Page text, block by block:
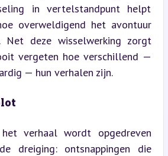
in vertelstandpunt helpt
overweldigend het avontuur
Net deze wisselwerking zorgt
vergeten hoe verschillend —
— hun verhalen zijn.
verhaal wordt opgedreven
dreiging: ontsnappingen die